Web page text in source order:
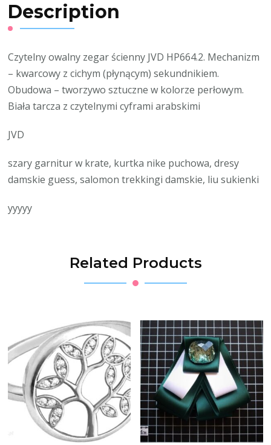
Description
Czytelny owalny zegar ścienny JVD HP664.2. Mechanizm
– kwarcowy z cichym (płynącym) sekundnikiem.
Obudowa – tworzywo sztuczne w kolorze perłowym.
Biała tarcza z czytelnymi cyframi arabskimi
JVD
szary garnitur w krate, kurtka nike puchowa, dresy
damskie guess, salomon trekkingi damskie, liu sukienki
yyyyy
Related Products